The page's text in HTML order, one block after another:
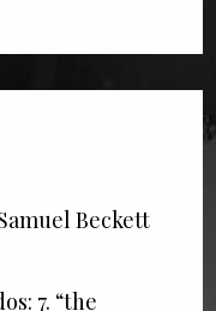
Beckett
7. “the